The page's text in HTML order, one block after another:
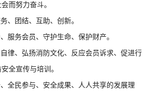
而努力奋斗。
、团结、互助、创新。
服务会员、守护生命、保护财产。
律、弘扬消防文化、反应会员诉求、促进行
全宣传与培训。
全民参与、安全成果、人人共享的发展理